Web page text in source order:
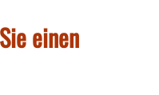
einen